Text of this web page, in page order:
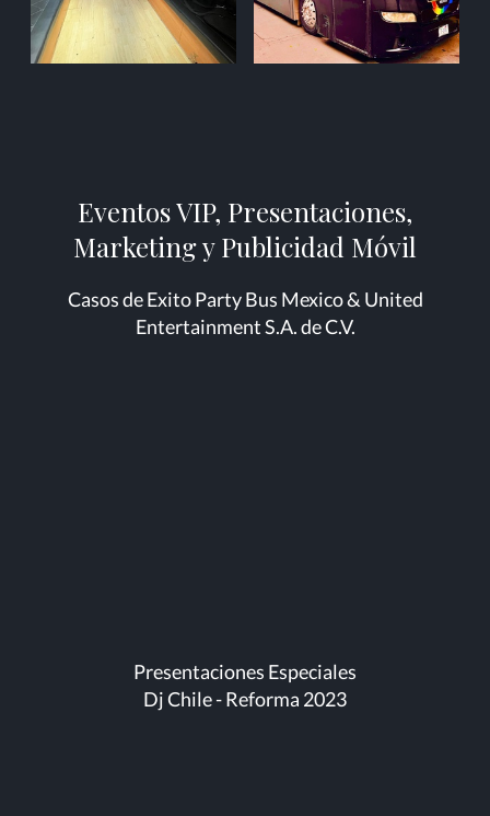
Eventos VIP, Presentaciones,
Marketing y Publicidad Móvil
Casos de Exito Party Bus Mexico & United
Entertainment S.A. de C.V.
Presentaciones Especiales
Dj Chile - Reforma 2023